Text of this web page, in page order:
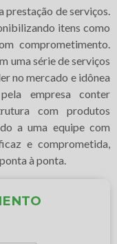
prestação de serviços.
itens como
comprometimento.
uma série de serviços
no mercado e idônea
empresa conter
com produtos
a uma equipe com
e comprometida,
à ponta.